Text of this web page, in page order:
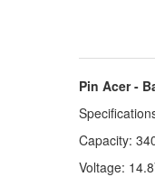
Pin Acer -
Capacity:
Voltage: